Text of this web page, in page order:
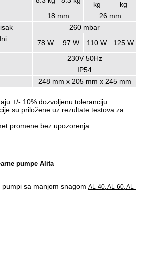
kg
kg
18 mm
26 mm
260 mbar
78 W 97 W 110 W
125 W
230V 50Hz
IP54
248 mm x 205 mm x 245 mm
+/- 10% dozvoljenu toleranciju.
su priložene uz rezultate testova za
promene bez upozorenja.
pumpe Alita
sa manjom snagom AL-40, AL-60, AL-